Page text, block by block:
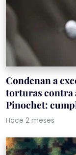
Condenan a
torturas contra
Pinochet:
Hace 2 meses